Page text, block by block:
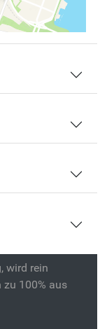
wird rein
100% aus